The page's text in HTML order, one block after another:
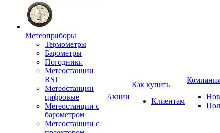
Метеоприборы
Термометры
Барометры
Погодники
Метеостанции
RST
Метеостанции
цифровые
Метеостанции с
барометром
Метеостанции с
Акции
Как купить
Клиентам
Компания